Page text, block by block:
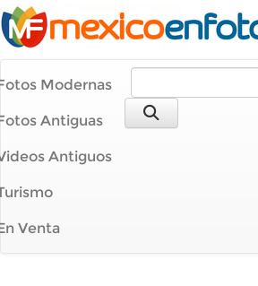
Modernas
Antiguas
Antiguos
Venta